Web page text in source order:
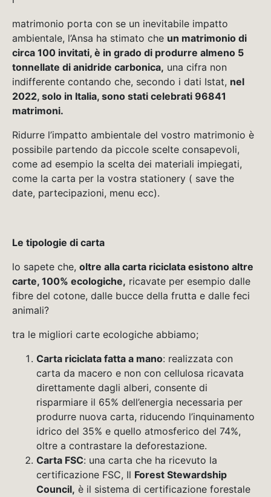
matrimonio porta con se un inevitabile impatto
ambientale, l’Ansa ha stimato che un matrimonio di
circa 100 invitati, è in grado di produrre almeno 5
tonnellate di anidride carbonica, una cifra non
indifferente contando che, secondo i dati Istat, nel
2022, solo in Italia, sono stati celebrati 96841
matrimoni.
Ridurre l’impatto ambientale del vostro matrimonio è
possibile partendo da piccole scelte consapevoli,
come ad esempio la scelta dei materiali impiegati,
come la carta per la vostra stationery ( save the
date, partecipazioni, menu ecc).
Le tipologie di carta
lo sapete che, oltre alla carta riciclata esistono altre
carte, 100% ecologiche, ricavate per esempio dalle
fibre del cotone, dalle bucce della frutta e dalle feci
animali?
tra le migliori carte ecologiche abbiamo;
Carta riciclata fatta a mano: realizzata con
carta da macero e non con cellulosa ricavata
direttamente dagli alberi, consente di
risparmiare il 65% dell’energia necessaria per
produrre nuova carta, riducendo l’inquinamento
idrico del 35% e quello atmosferico del 74%,
oltre a contrastare la deforestazione.
Carta FSC: una carta che ha ricevuto la
certificazione FSC, Il Forest Stewardship
Council, è il sistema di certificazione forestale